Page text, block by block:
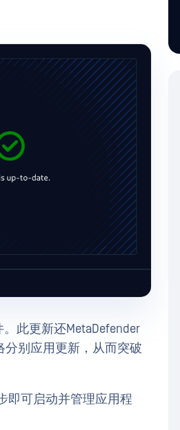
此更新还MetaDefender
分别应用更新，从而突破
即可启动并管理应用程